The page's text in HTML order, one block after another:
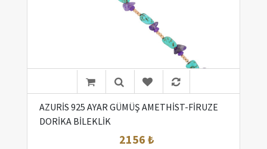
AZURİS 925 AYAR GÜMÜŞ AMETHİST-FİRUZE
DORİKA BİLEKLİK
2156 ₺